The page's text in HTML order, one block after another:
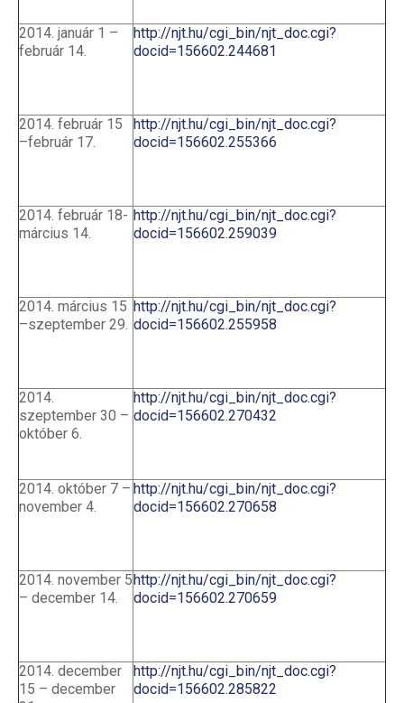
2014. január 1 –
február 14.
http://njt.hu/cgi_bin/njt_doc.cgi?
docid=156602.244681
2014. február 15
–február 17.
http://njt.hu/cgi_bin/njt_doc.cgi?
docid=156602.255366
2014. február 18-
március 14.
http://njt.hu/cgi_bin/njt_doc.cgi?
docid=156602.259039
2014. március 15
–szeptember 29.
http://njt.hu/cgi_bin/njt_doc.cgi?
docid=156602.255958
2014.
szeptember 30 –
október 6.
http://njt.hu/cgi_bin/njt_doc.cgi?
docid=156602.270432
2014. október 7 –
november 4.
http://njt.hu/cgi_bin/njt_doc.cgi?
docid=156602.270658
2014. november 5
– december 14.
http://njt.hu/cgi_bin/njt_doc.cgi?
docid=156602.270659
2014. december
15 – december
http://njt.hu/cgi_bin/njt_doc.cgi?
docid=156602.285822